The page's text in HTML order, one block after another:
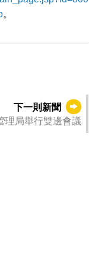
。
下一則新聞
理局舉行雙邊會議